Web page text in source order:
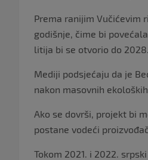
Prema ranijim Vučićevim
godišnje, čime bi
litija bi se otvorio do
Mediji podsjećaju da je
nakon masovnih
Ako se dovrši, projekt bi
postane vodeći
Tokom 2021. i 2022.